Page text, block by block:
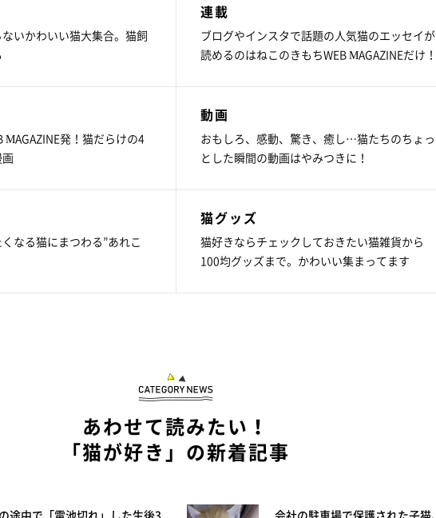
いかわいい猫大集合。猫飼
連載
ブログやインスタで話題の人気猫のエッセイが
読めるのはねこのきもちWEB MAGAZINEだけ！
MAGAZINE発！猫だらけの4
動画
おもしろ、感動、驚き、癒し…猫たちのちょっ
とした瞬間の動画はやみつきに！
なる猫にまつわる”あれこ
猫グッズ
猫好きならチェックしておきたい猫雑貨から
100均グッズまで。かわいい集まってます
あわせて読みたい！
「猫が好き」の新着記事
途中で「電池切れ」した生後3 会社の駐車場で保護された子猫、